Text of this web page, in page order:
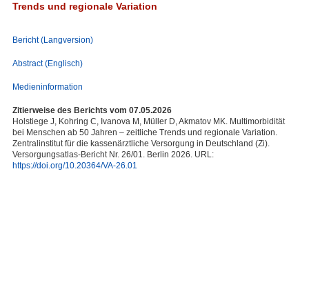
Trends und regionale Variation
Bericht (Langversion)
Abstract (Englisch)
Medieninformation
Zitierweise des Berichts vom 07.05.2026
Holstiege J, Kohring C, Ivanova M, Müller D, Akmatov MK. Multimorbidität
bei Menschen ab 50 Jahren – zeitliche Trends und regionale Variation.
Zentralinstitut für die kassenärztliche Versorgung in Deutschland (Zi).
Versorgungsatlas-Bericht Nr. 26/01. Berlin 2026. URL:
https://doi.org/10.20364/VA-26.01